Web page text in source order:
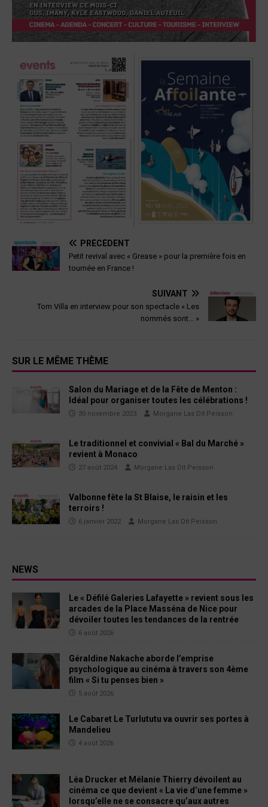
PRÉCÉDENT
Petit revival avec « Grease » pour la première fois en
tournée en France !
SUIVANT
Tom Villa en interview pour son spectacle « Les
nommés sont… »
SUR LE MÊME THÈME
Salon du Mariage et de la Fête de Menton :
Idéal pour organiser toutes les célébrations !
30 novembre 2023 Morgane Las Dit Peisson
Le traditionnel et convivial « Bal du Marché »
revient à Monaco
27 août 2024 Morgane Las Dit Peisson
Valbonne fête la St Blaise, le raisin et les
terroirs !
6 janvier 2022 Morgane Las Dit Peisson
NEWS
Le « Défilé Galeries Lafayette » revient sous les
arcades de la Place Masséna de Nice pour
dévoiler toutes les tendances de la rentrée
6 août 2026
Géraldine Nakache aborde l’emprise
psychologique au cinéma à travers son 4ème
film « Si tu penses bien »
5 août 2026
Le Cabaret Le Turlututu va ouvrir ses portes à
Mandelieu
4 août 2026
Léa Drucker et Mélanie Thierry dévoilent au
cinéma ce que devient « La vie d’une femme »
lorsqu’elle ne se consacre qu’aux autres